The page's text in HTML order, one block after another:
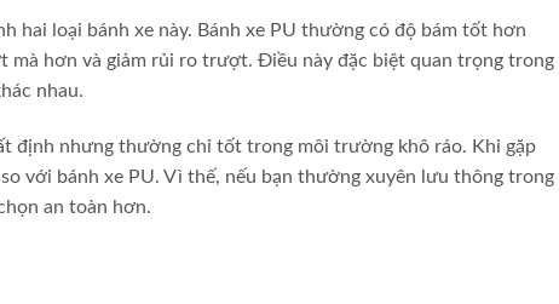
hai loại bánh xe này. Bánh xe PU thường có độ bám tốt hơn
mà hơn và giảm rủi ro trượt. Điều này đặc biệt quan trọng trong
nhau.
định nhưng thường chỉ tốt trong môi trường khô ráo. Khi gặp
với bánh xe PU. Vì thế, nếu bạn thường xuyên lưu thông trong
an toàn hơn.